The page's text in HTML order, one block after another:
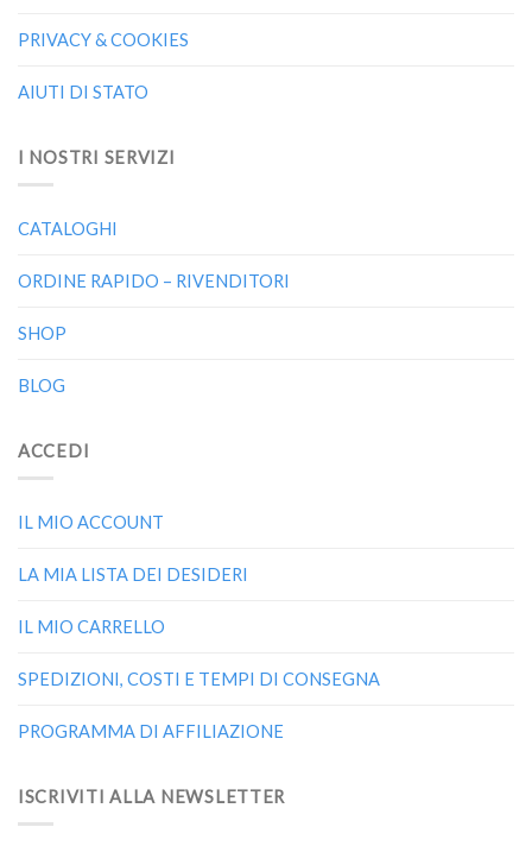
PRIVACY & COOKIES
AIUTI DI STATO
I NOSTRI SERVIZI
CATALOGHI
ORDINE RAPIDO – RIVENDITORI
SHOP
BLOG
ACCEDI
IL MIO ACCOUNT
LA MIA LISTA DEI DESIDERI
IL MIO CARRELLO
SPEDIZIONI, COSTI E TEMPI DI CONSEGNA
PROGRAMMA DI AFFILIAZIONE
ISCRIVITI ALLA NEWSLETTER